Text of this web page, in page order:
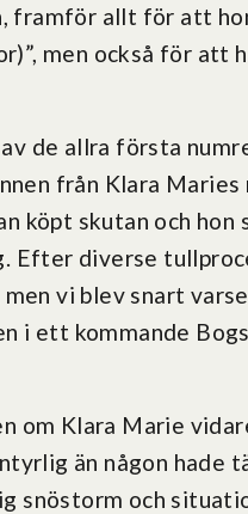
framför allt för att
men också för att
de allra första
från Klara
köpt skutan och hon
Efter diverse
vi blev snart varse
ett kommande
om Klara Marie
än någon hade
snöstorm och